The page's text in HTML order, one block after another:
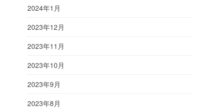
2024年1月
2023年12月
2023年11月
2023年10月
2023年9月
2023年8月